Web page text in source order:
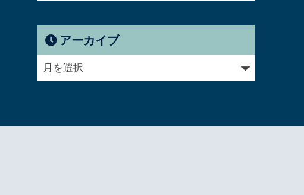
アーカイブ